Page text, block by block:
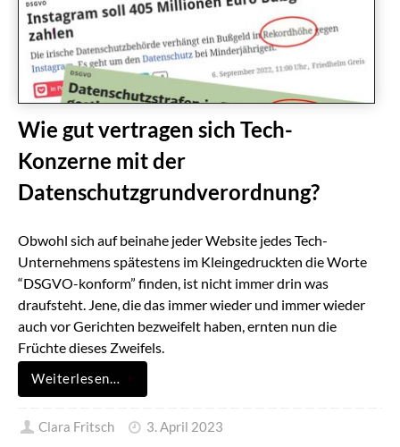
Wie gut vertragen sich Tech-
Konzerne mit der
Datenschutzgrundverordnung?
Obwohl sich auf beinahe jeder Website jedes Tech-
Unternehmens spätestens im Kleingedruckten die Worte
“DSGVO-konform” finden, ist nicht immer drin was
draufsteht. Jene, die das immer wieder und immer wieder
auch vor Gerichten bezweifelt haben, ernten nun die
Früchte dieses Zweifels.
Weiterlesen…
Clara Fritsch 3. April 2023